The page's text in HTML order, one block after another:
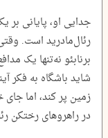
جدایی او، پایانی
رئال‌مادرید است.
برنابئو نه‌تنها یک
شاید باشگاه به فکر
زمین پر کند، اما
در راهروهای رختکن